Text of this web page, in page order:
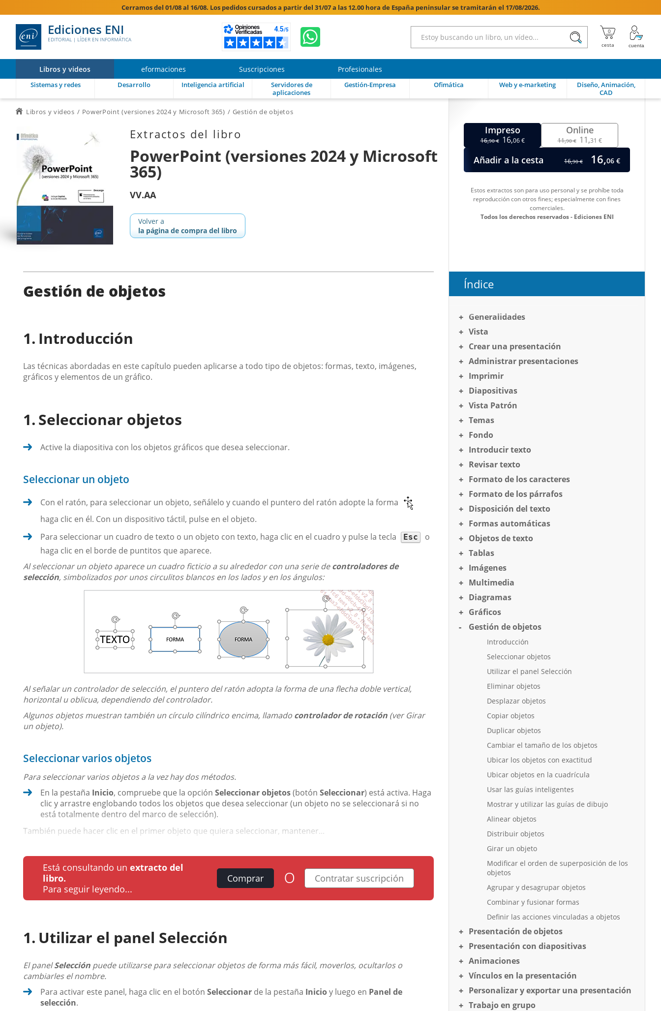
Cerramos del 01/08 al 16/08. Los pedidos cursados a partir del 31/07 a las 12.00 hora de España peninsular se tramitarán el 17/08/2026.
Ediciones ENI
EDITORIAL | LÍDER EN INFORMÁTICA 
Libros y videos eformaciones Suscripciones Profesionales
Sistemas y redes Desarrollo Inteligencia artificial
Servidores de
aplicaciones
Gestión-Empresa Ofimática Web y e-marketing
Diseño, Animación,
CAD
Libros y videos PowerPoint (versiones 2024 y Microsoft 365) Gestión de objetos
Extractos del libro
PowerPoint (versiones 2024 y Microsoft
365)
VV.AA
Volver a
la página de compra del libro
Impreso
16,90 € 16,06 €
Online
11,90 € 11,31 €
Añadir a la cesta 16,90 € 16,06 €
Estos extractos son para uso personal y se prohíbe toda
reproducción con otros fines; especialmente con fines
comerciales.
Todos los derechos reservados - Ediciones ENI
Gestión de objetos
Introducción
Las técnicas abordadas en este capítulo pueden aplicarse a todo tipo de objetos: formas, texto, imágenes,
gráficos y elementos de un gráfico.
Seleccionar objetos
Active la diapositiva con los objetos gráficos que desea seleccionar.
Seleccionar un objeto
Con el ratón, para seleccionar un objeto, señálelo y cuando el puntero del ratón adopte la forma
haga clic en él. Con un dispositivo táctil, pulse en el objeto.
Para seleccionar un cuadro de texto o un objeto con texto, haga clic en el cuadro y pulse la tecla
Esc
o
haga clic en el borde de puntitos que aparece.
Al seleccionar un objeto aparece un cuadro ficticio a su alrededor con una serie decontroladores de
selección, simbolizados por unos circulitos blancos en los lados y en los ángulos:
Al señalar un controlador de selección, el puntero del ratón adopta la forma de una flecha doble vertical,
horizontal u oblicua, dependiendo del controlador.
Algunos objetos muestran también un círculo cilíndrico encima, llamado controlador de rotación (ver Girar
un objeto).
Seleccionar varios objetos
Para seleccionar varios objetos a la vez hay dos métodos.
En la pestaña Inicio, compruebe que la opción Seleccionar objetos(botón Seleccionar) está activa. Haga
clic y arrastre englobando todos los objetos que desea seleccionar (un objeto no se seleccionará si no
está totalmente dentro del marco de selección).
También puede hacer clic en el primer objeto que quiera seleccionar, mantener...
Está consultando un extracto del
libro.
Para seguir leyendo...
Comprar o Contratar suscripción
Utilizar el panel Selección
El panelSelección puede utilizarse para seleccionar objetos de forma más fácil, moverlos, ocultarlos o
cambiarles el nombre.
Para activar este panel, haga clic en el botón Seleccionar de la pestaña Inicioy luego en Panel de
selección.
Índice
Generalidades
Vista
Crear una presentación
Administrar presentaciones
Imprimir
Diapositivas
Vista Patrón
Temas
Fondo
Introducir texto
Revisar texto
Formato de los caracteres
Formato de los párrafos
Disposición del texto
Formas automáticas
Objetos de texto
Tablas
Imágenes
Multimedia
Diagramas
Gráficos
Gestión de objetos
Introducción
Seleccionar objetos
Utilizar el panel Selección
Eliminar objetos
Desplazar objetos
Copiar objetos
Duplicar objetos
Cambiar el tamaño de los objetos
Ubicar los objetos con exactitud
Ubicar objetos en la cuadrícula
Usar las guías inteligentes
Mostrar y utilizar las guías de dibujo
Alinear objetos
Distribuir objetos
Girar un objeto
Modificar el orden de superposición de los
objetos
Agrupar y desagrupar objetos
Combinar y fusionar formas
Definir las acciones vinculadas a objetos
Presentación de objetos
Presentación con diapositivas
Animaciones
Vínculos en la presentación
Personalizar y exportar una presentación
Trabajo en grupo